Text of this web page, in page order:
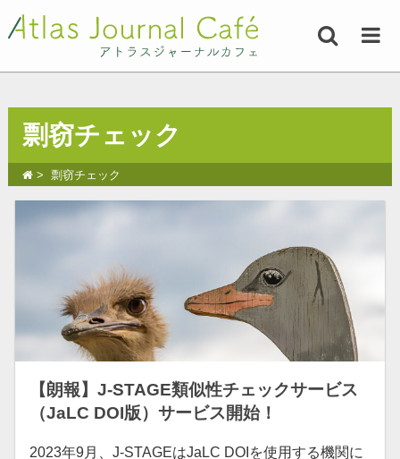
剽窃チェック
剽窃チェック
【朗報】J-STAGE類似性チェックサービス
（JaLC DOI版）サービス開始！
2023年9月、J-STAGEはJaLC DOIを使用する機関に